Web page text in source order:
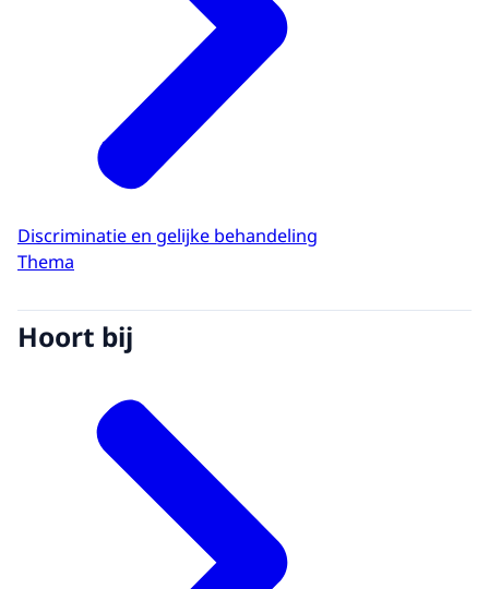
Discriminatie en gelijke behandeling
Thema
Hoort bij